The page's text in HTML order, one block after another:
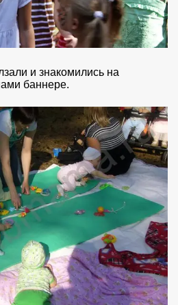
и знакомились на
баннере.